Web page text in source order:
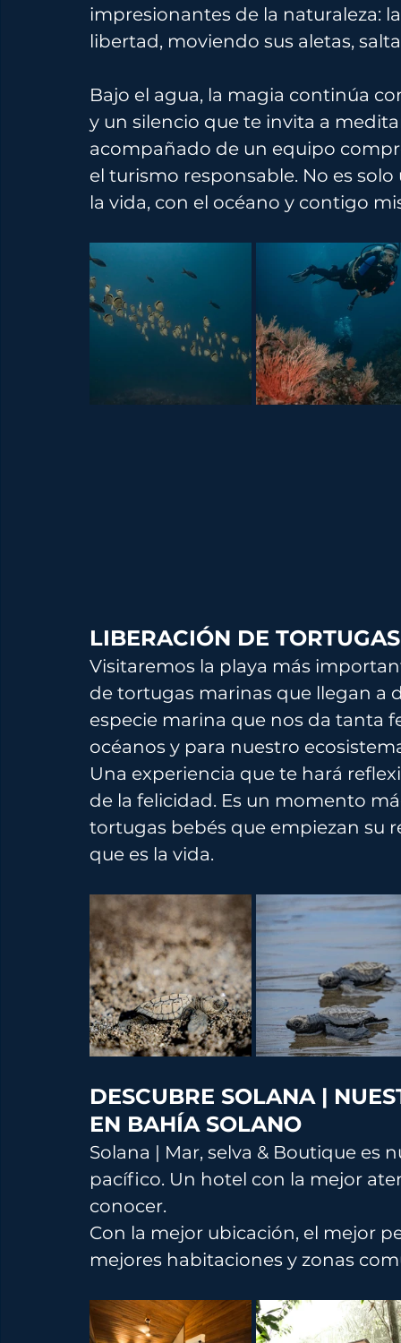
impresionantes de la naturaleza:
libertad, moviendo sus aletas,
Bajo el agua, la magia continúa
y un silencio que te invita a
acompañado de un equipo
el turismo responsable. No es
la vida, con el océano y contigo
LIBERACIÓN DE TORTUGAS
Visitaremos la playa más
de tortugas marinas que llegan a
especie marina que nos da tanta
océanos y para nuestro
Una experiencia que te hará
de la felicidad. Es un momento
tortugas bebés que empiezan su
que es la vida.
DESCUBRE SOLANA |
EN BAHÍA SOLANO
Solana | Mar, selva & Boutique es
pacífico. Un hotel con la mejor
conocer.
Con la mejor ubicación, el mejor
mejores habitaciones y zonas